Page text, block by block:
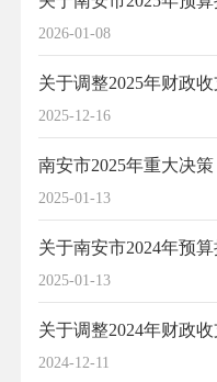
2026-01-08
2025-12-16
关于调整2025年财政
2025-01-13
南安市2025年重大决策
2025-01-13
关于南安市2024年预算执
2024-12-11
关于调整2024年财政